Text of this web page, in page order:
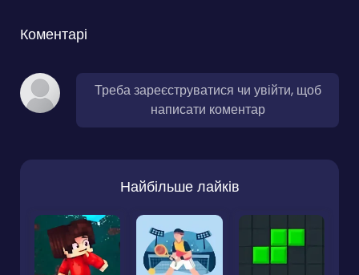
Коментарі
Треба зареєструватися чи увійти, щоб
написати коментар
Найбільше лайків